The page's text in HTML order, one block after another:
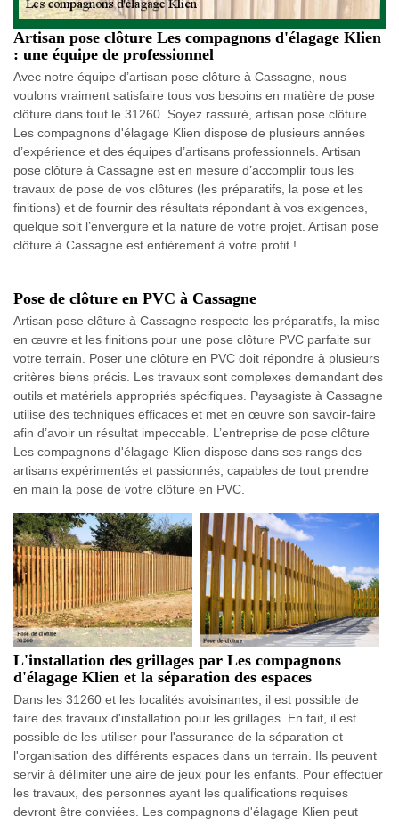
Artisan pose clôture Les compagnons d'élagage Klien
: une équipe de professionnel
Avec notre équipe d’artisan pose clôture à Cassagne, nous
voulons vraiment satisfaire tous vos besoins en matière de pose
clôture dans tout le 31260. Soyez rassuré, artisan pose clôture
Les compagnons d'élagage Klien dispose de plusieurs années
d’expérience et des équipes d’artisans professionnels. Artisan
pose clôture à Cassagne est en mesure d’accomplir tous les
travaux de pose de vos clôtures (les préparatifs, la pose et les
finitions) et de fournir des résultats répondant à vos exigences,
quelque soit l’envergure et la nature de votre projet. Artisan pose
clôture à Cassagne est entièrement à votre profit !
Pose de clôture en PVC à Cassagne
Artisan pose clôture à Cassagne respecte les préparatifs, la mise
en œuvre et les finitions pour une pose clôture PVC parfaite sur
votre terrain. Poser une clôture en PVC doit répondre à plusieurs
critères biens précis. Les travaux sont complexes demandant des
outils et matériels appropriés spécifiques. Paysagiste à Cassagne
utilise des techniques efficaces et met en œuvre son savoir-faire
afin d’avoir un résultat impeccable. L’entreprise de pose clôture
Les compagnons d'élagage Klien dispose dans ses rangs des
artisans expérimentés et passionnés, capables de tout prendre
en main la pose de votre clôture en PVC.
L'installation des grillages par Les compagnons
d'élagage Klien et la séparation des espaces
Dans les 31260 et les localités avoisinantes, il est possible de
faire des travaux d'installation pour les grillages. En fait, il est
possible de les utiliser pour l'assurance de la séparation et
l'organisation des différents espaces dans un terrain. Ils peuvent
servir à délimiter une aire de jeux pour les enfants. Pour effectuer
les travaux, des personnes ayant les qualifications requises
devront être conviées. Les compagnons d'élagage Klien peut